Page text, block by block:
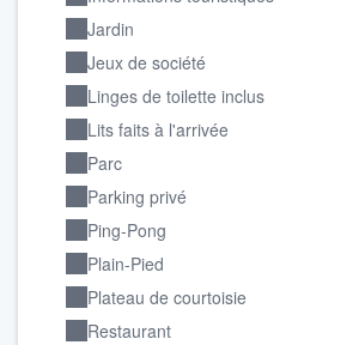
Jardin
Jeux de société
Linges de toilette inclus
Lits faits à l'arrivée
Parc
Parking privé
Ping-Pong
Plain-Pied
Plateau de courtoisie
Restaurant